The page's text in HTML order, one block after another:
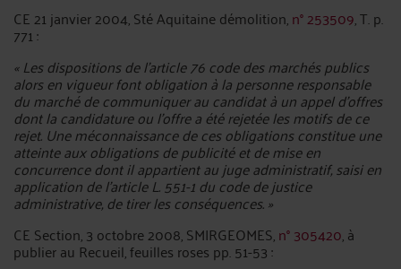
CE 21 janvier 2004, Sté Aquitaine démolition,n° 253509, T. p.
771 :
« Les dispositions de l'article 76 code des marchés publics
alors en vigueur font obligation à la personne responsable
du marché de communiquer au candidat à un appel d'offres
dont la candidature ou l'offre a été rejetée les motifs de ce
rejet. Une méconnaissance de ces obligations constitue une
atteinte aux obligations de publicité et de mise en
concurrence dont il appartient au juge administratif, saisi en
application de l'article L. 551-1 du code de justice
administrative, de tirer les conséquences. »
CE Section, 3 octobre 2008, SMIRGEOMES,n° 305420, à
publier au Recueil, feuilles roses pp. 51-53 :